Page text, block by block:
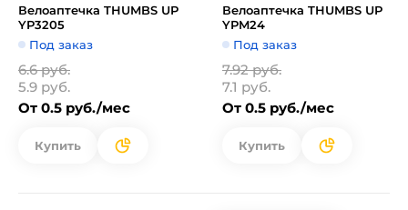
Велоаптечка THUMBS UP
YP3205
Под заказ
6.6 руб.
5.9 руб.
От 0.5 руб./мес
Купить
Велоаптечка THUMBS UP
YPM24
Под заказ
7.92 руб.
7.1 руб.
От 0.5 руб./мес
Купить